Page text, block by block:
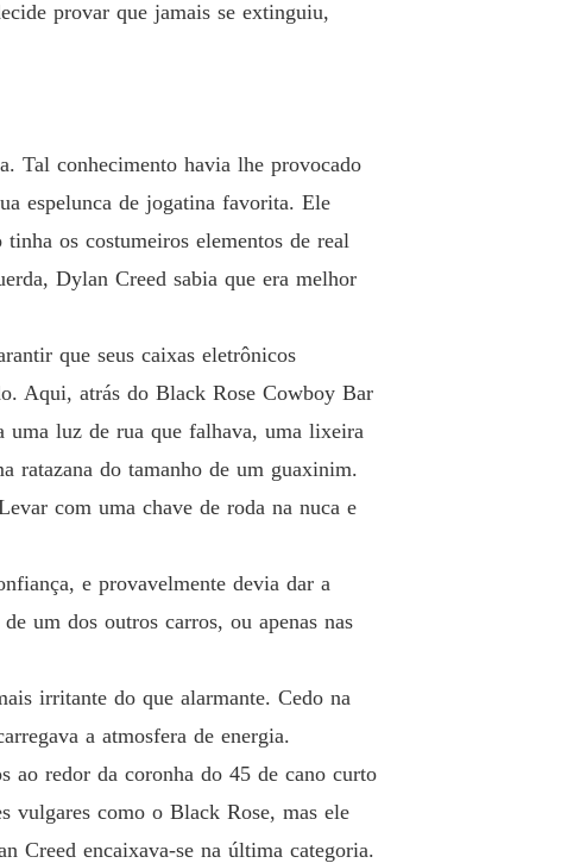
provar que jamais se extinguiu,
Tal conhecimento havia lhe provocado
espelunca de jogatina favorita. Ele
os costumeiros elementos de real
Dylan Creed sabia que era melhor
que seus caixas eletrônicos
Aqui, atrás do Black Rose Cowboy Bar
uma luz de rua que falhava, uma lixeira
ratazana do tamanho de um guaxinim.
com uma chave de roda na nuca e
e provavelmente devia dar a
um dos outros carros, ou apenas nas
irritante do que alarmante. Cedo na
a atmosfera de energia.
ao redor da coronha do 45 de cano curto
vulgares como o Black Rose, mas ele
Creed encaixava-se na última categoria.